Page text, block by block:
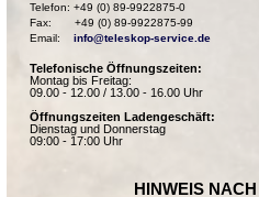
Telefon: +49 (0) 89-9922875-0
Fax:       +49 (0) 89-9922875-99
Email: info@teleskop-service.de
Telefonische Öffnungszeiten:
Montag bis Freitag:
09.00 - 12.00 / 13.00 - 16.00 Uhr
Öffnungszeiten Ladengeschäft:
Dienstag und Donnerstag
09:00 - 17:00 Uhr
HINWEIS